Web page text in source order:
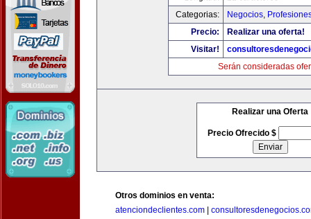
Categorias:
Negocios,
Precio:
Realizar una oferta!
Visitar!
Serán consideradas
Realizar una Oferta
Precio Ofrecido $
Otros dominios en venta:
atenciondeclientes.com